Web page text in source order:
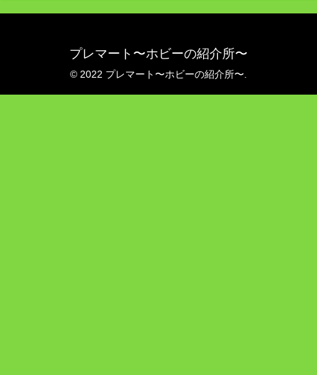
プレマート〜ホビーの紹介所〜
© 2022 プレマート〜ホビーの紹介所〜.